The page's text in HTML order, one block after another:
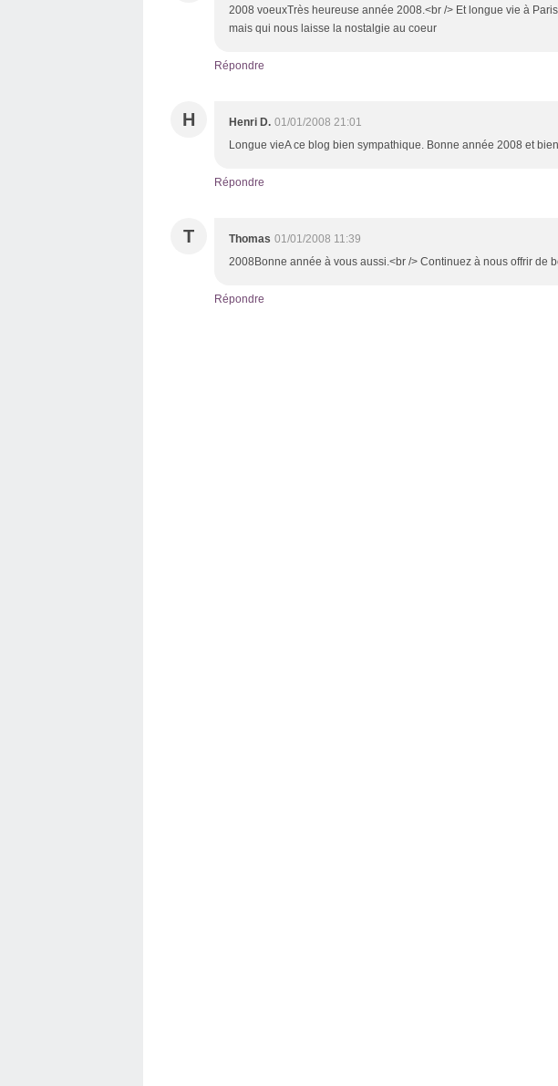
2008 voeuxTrès heureuse année 2008.<br /> Et longue vie à
mais qui nous laisse la nostalgie au coeur
Répondre
H Henri D. 01/01/2008 21:01
Longue vieA ce blog bien sympathique. Bonne année 2008 et
Répondre
T Thomas 01/01/2008 11:39
2008Bonne année à vous aussi.<br /> Continuez à nous offrir de
Répondre